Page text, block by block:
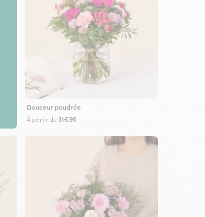
Douceur poudrée
À partir de 31€95